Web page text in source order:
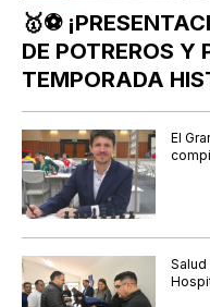
🥇⚽
DE POTREROS Y
TEMPORADA
El